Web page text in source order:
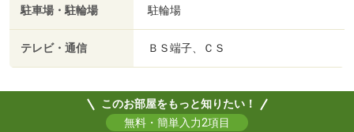
駐車場・駐輪場 駐輪場
テレビ・通信 ＢＳ端子、ＣＳ
このお部屋をもっと知りたい！
無料・簡単入力2項目